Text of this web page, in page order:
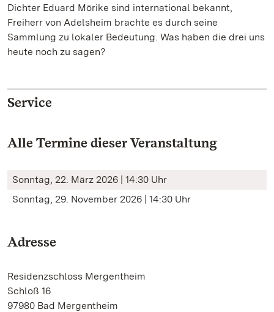
Dichter Eduard Mörike sind international bekannt,
Freiherr von Adelsheim brachte es durch seine
Sammlung zu lokaler Bedeutung. Was haben die drei uns
heute noch zu sagen?
Service
Alle Termine dieser Veranstaltung
Sonntag, 22. März 2026 | 14:30 Uhr
Sonntag, 29. November 2026 | 14:30 Uhr
Adresse
Residenzschloss Mergentheim
Schloß 16
97980 Bad Mergentheim